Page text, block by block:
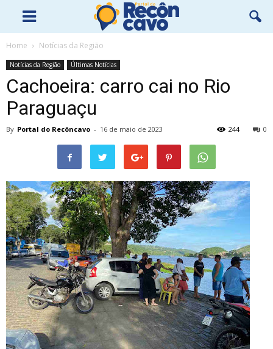
Home Notícias da Região
Notícias da Região Últimas Notícias
Cachoeira: carro cai no Rio
Paraguaçu
By Portal do Recôncavo - 16 de maio de 2023 0
244